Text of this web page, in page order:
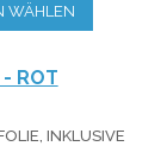
WÄHLEN
ROT
INKLUSIVE